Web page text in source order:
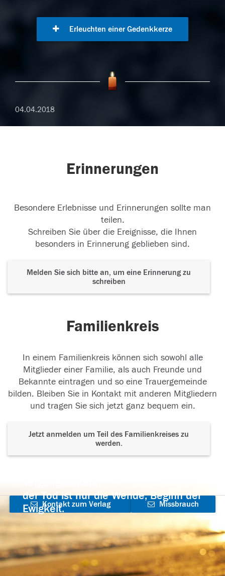
Erleuchten einer Gedenkkerze
04.04.2018
Erinnerungen
Besondere Erlebnisse und Erinnerungen sollte man
teilen.
Schreiben Sie über die Ereignisse, die Ihnen
besonders in Erinnerung geblieben sind.
Melden Sie sich bitte an, um eine Erinnerung zu
schreiben
Familienkreis
In einem Familienkreis können sich sowohl alle
Mitglieder einer Familie, als auch Freunde und
Bekannte eintragen und so eine Trauergemeinde
bilden. Bleiben Sie in Kontakt mit anderen Mitgliedern
und tragen Sie sich jetzt ganz bequem ein.
Jetzt anmelden um Teil des Familienkreises zu
werden.
der Tod ist nur die Wende, Beginn der
Ewigkeit.
Kontakt zum Verlag
aufnehmen
Missbrauch